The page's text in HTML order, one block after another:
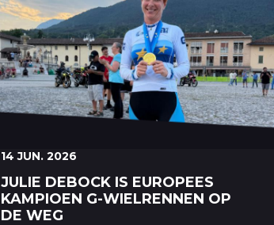
14 JUN. 2026
JULIE DEBOCK IS EUROPEES
KAMPIOEN G-WIELRENNEN OP
DE WEG